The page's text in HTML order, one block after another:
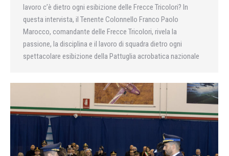
lavoro c’è dietro ogni esibizione delle Frecce Tricolori? In
questa intervista, il Tenente Colonnello Franco Paolo
Marocco, comandante delle Frecce Tricolori, rivela la
passione, la disciplina e il lavoro di squadra dietro ogni
spettacolare esibizione della Pattuglia acrobatica nazionale